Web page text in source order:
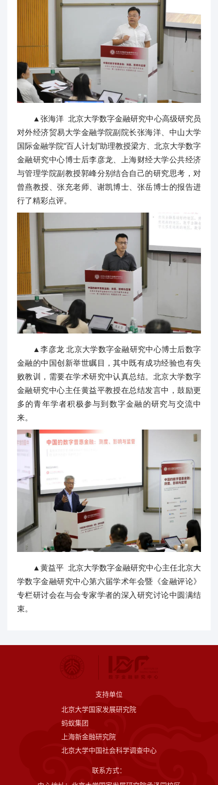
▲张海洋 北京大学数字金融研究中心高级研究员
对外经济贸易大学金融学院副院长张海洋、中山大学
国际金融学院“百人计划”助理教授梁方、北京大学数字
金融研究中心博士后李彦龙、上海财经大学公共经济
与管理学院副教授郭峰分别结合自己的研究思考，对
曾燕教授、张充老师、谢凯博士、张岳博士的报告进
行了精彩点评。
▲李彦龙 北京大学数字金融研究中心博士后数字
金融的中国创新举世瞩目，其中既有成功经验也有失
败教训，需要在学术研究中认真总结。北京大学数字
金融研究中心主任黄益平教授在总结发言中，鼓励更
多的青年学者积极参与到数字金融的研究与交流中
来。
▲黄益平 北京大学数字金融研究中心主任北京大
学数字金融研究中心第六届学术年会暨《金融评论》
专栏研讨会在与会专家学者的深入研究讨论中圆满结
束。
支持单位
北京大学国家发展研究院
蚂蚁集团
上海新金融研究院
北京大学中国社会科学调查中心
联系方式：